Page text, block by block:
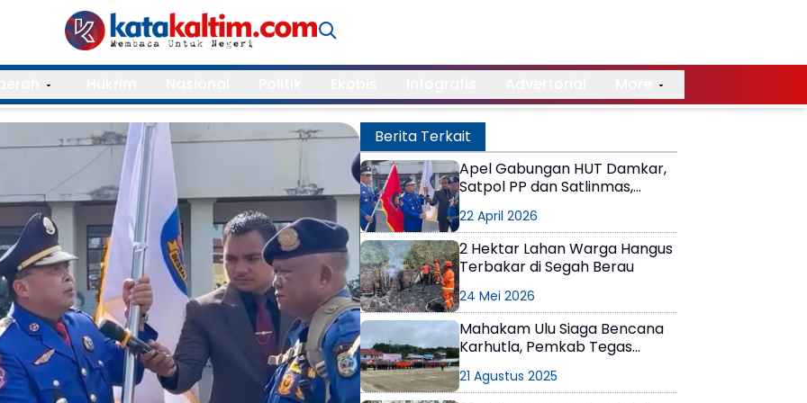
Berita Terkait
Apel Gabungan HUT Damkar,
Satpol PP dan Satlinmas,
Kesiapsiagaan Karhutla
22 April 2026
2 Hektar Lahan Warga Hangus
Terbakar di Segah Berau
24 Mei 2026
Mahakam Ulu Siaga Bencana
Karhutla, Pemkab Tegas
21 Agustus 2025